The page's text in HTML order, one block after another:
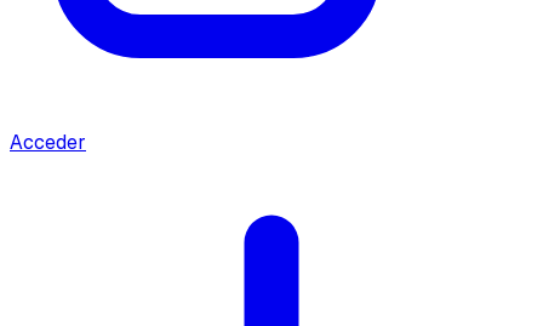
Acceder